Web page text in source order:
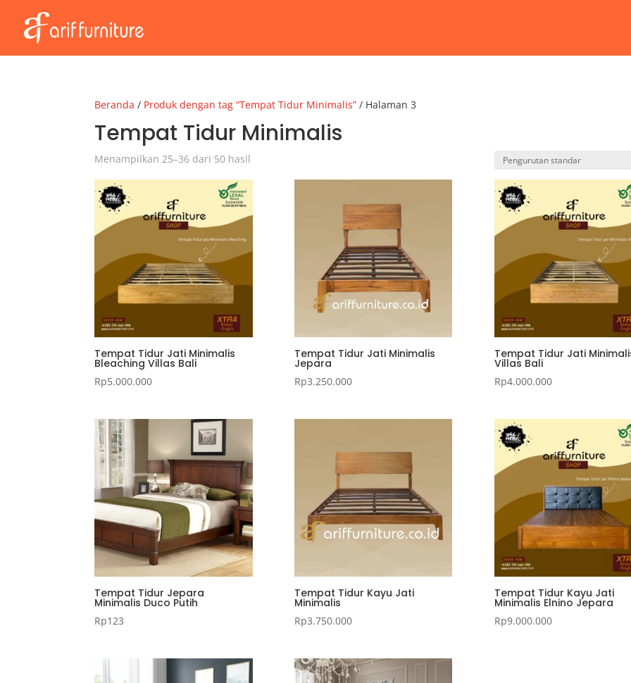
Beranda / Produk dengan tag “Tempat Tidur Minimalis” / Halaman 3
Tempat Tidur Minimalis
Menampilkan 25–36 dari 50 hasil
Tempat Tidur Jati Minimalis
Bleaching Villas Bali
Rp5.000.000
Tempat Tidur Jati Minimalis
Jepara
Rp3.250.000
Tempat Tidur Jati
Villas Bali
Rp4.000.000
Tempat Tidur Jepara
Minimalis Duco Putih
Rp123
Tempat Tidur Kayu Jati
Minimalis
Rp3.750.000
Tempat Tidur Kayu Jati
Minimalis Elnino Jepara
Rp9.000.000